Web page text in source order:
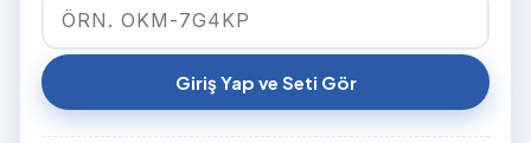
Giriş Yap ve Seti Gör